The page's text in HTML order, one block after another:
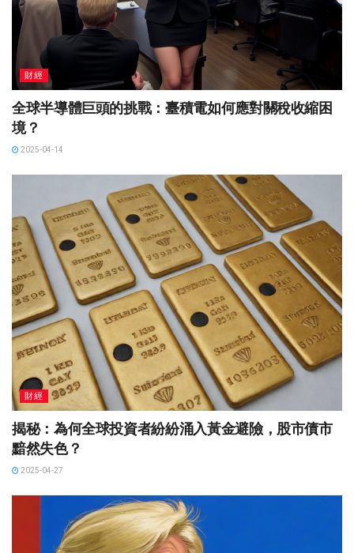
財經
全球半導體巨頭的挑戰：臺積電如何應對關稅收縮困
境？
2025-04-14
財經
揭秘：為何全球投資者紛紛涌入黃金避險，股市債市
黯然失色？
2025-04-27